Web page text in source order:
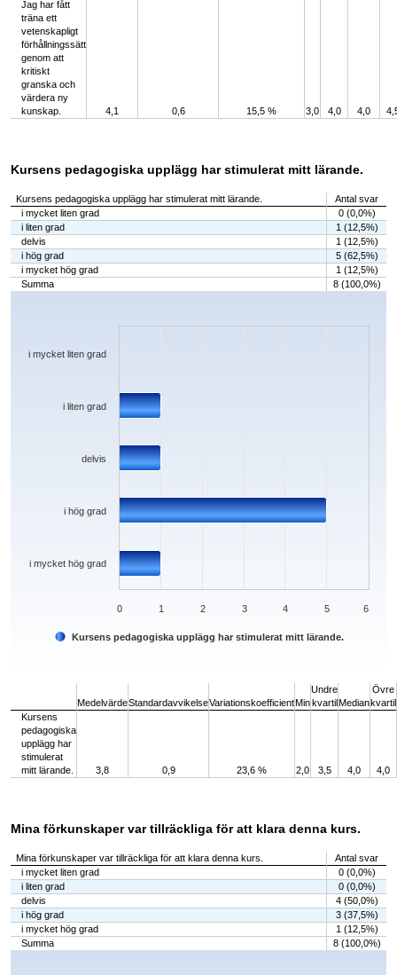
Jag har fått
träna ett
vetenskapligt
förhållningssätt
genom att
kritiskt
granska och
värdera ny
kunskap.
4,1 0,6 15,5 % 3,0 4,0 4,0
Kursens pedagogiska upplägg har stimulerat mitt lärande.
Kursens pedagogiska upplägg har stimulerat mitt lärande.
Antal svar
i mycket liten grad
0 (0,0%)
i liten grad
1 (12,5%)
delvis
1 (12,5%)
i hög grad
5 (62,5%)
i mycket hög grad
1 (12,5%)
Summa
8 (100,0%)
Chart
The chart has 1 X axis displaying categories.
Kursens pedagogiska upplägg har stimulerat mitt lärande.
i mycket hög grad
i hög grad
delvis
i liten grad
i mycket liten grad
0 1 2 3 4 5 6
MedelvärdeStandardavvikelseVariationskoefficientMin
Undre
kvartilMedian
Övre
kvartil
Kursens
pedagogiska
upplägg har
stimulerat
mitt lärande.
3,8 0,9 23,6 % 2,0 3,5 4,0 4,0
Mina förkunskaper var tillräckliga för att klara denna kurs.
Mina förkunskaper var tillräckliga för att klara denna kurs.
Antal svar
i mycket liten grad
0 (0,0%)
i liten grad
0 (0,0%)
delvis
4 (50,0%)
i hög grad
3 (37,5%)
i mycket hög grad
1 (12,5%)
Summa
8 (100,0%)
Chart